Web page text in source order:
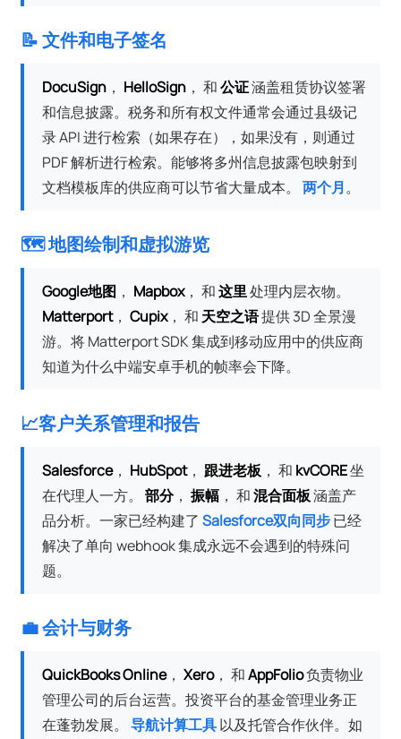
📝 文件和电子签名
DocuSign， HelloSign， 和公证涵盖租赁协议签署
和信息披露。税务和所有权文件通常会通过县级记
录 API 进行检索（如果存在），如果没有，则通过
PDF 解析进行检索。能够将多州信息披露包映射到
文档模板库的供应商可以节省大量成本。 两个月。
🗺️ 地图绘制和虚拟游览
Google地图 ， Mapbox， 和这里处理内层衣物。
Matterport， Cupix， 和 天空之语提供 3D 全景漫
游。将 Matterport SDK 集成到移动应用中的供应商
知道为什么中端安卓手机的帧率会下降。
📈客户关系管理和报告
Salesforce， HubSpot， 跟进老板， 和 kvCORE坐
在代理人一方。 部分， 振幅， 和混合面板涵盖产
品分析。一家已经构建了 Salesforce双向同步已经
解决了单向 webhook 集成永远不会遇到的特殊问
题。
💼 会计与财务
QuickBooks Online， Xero， 和AppFolio负责物业
管理公司的后台运营。投资平台的基金管理业务正
在蓬勃发展。 导航计算工具以及托管合作伙伴。如